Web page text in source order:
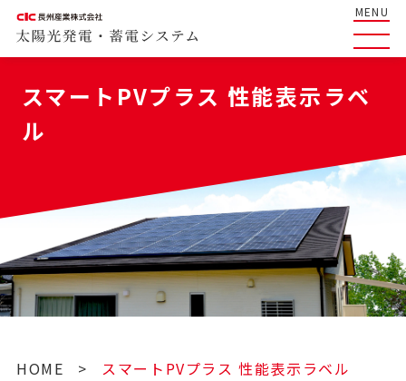
MENU
スマートPVプラス 性能表示ラベ
ル
HOME > スマートPVプラス 性能表示ラベル